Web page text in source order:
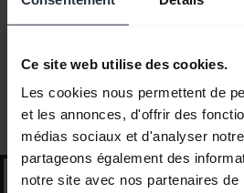
Ce site web utilise des cookies.
Les cookies nous permettent de
et les annonces, d'offrir des
médias sociaux et d'analyser
partageons également des
notre site avec nos partenaires
Questions
Conseils et astuces
search